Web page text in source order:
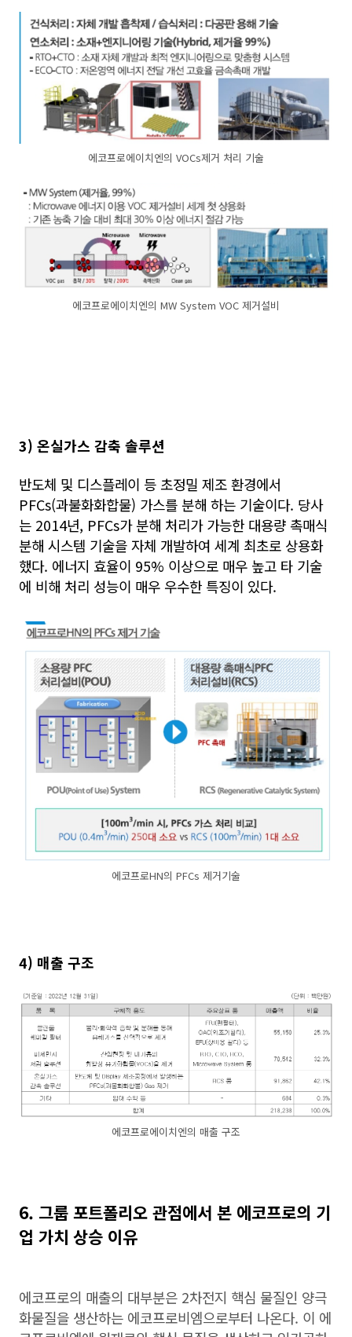
에코프로에이치엔의 VOCs제거 처리 기술
에코프로에이치엔의 MW System VOC 제거설비
3) 온실가스 감축 솔루션
반도체 및 디스플레이 등 초정밀 제조 환경에서
PFCs(과불화화합물) 가스를 분해 하는 기술이다. 당사
는 2014년, PFCs가 분해 처리가 가능한 대용량 촉매식
분해 시스템 기술을 자체 개발하여 세계 최초로 상용화
했다. 에너지 효율이 95% 이상으로 매우 높고 타 기술
에 비해 처리 성능이 매우 우수한 특징이 있다.
에코프로HN의 PFCs 제거기술
4) 매출 구조
에코프로에이치엔의 매출 구조
6. 그룹 포트폴리오 관점에서 본 에코프로의 기
업 가치 상승 이유
에코프로의 매출의 대부분은 2차전지 핵심 물질인 양극
화물질을 생산하는 에코프로비엠으로부터 나온다. 이 에